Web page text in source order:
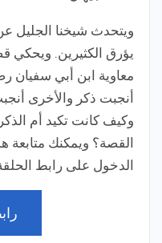
ويتحدث شيخنا الجليل
يؤرق الكثيرين. ويحكي
معاوية ابن أبي سفيان
أنجبت ذكر والأخرى
وكيف كانت تكيد أم
القصة؟ ويمكنك متابعة
الدخول على رابط